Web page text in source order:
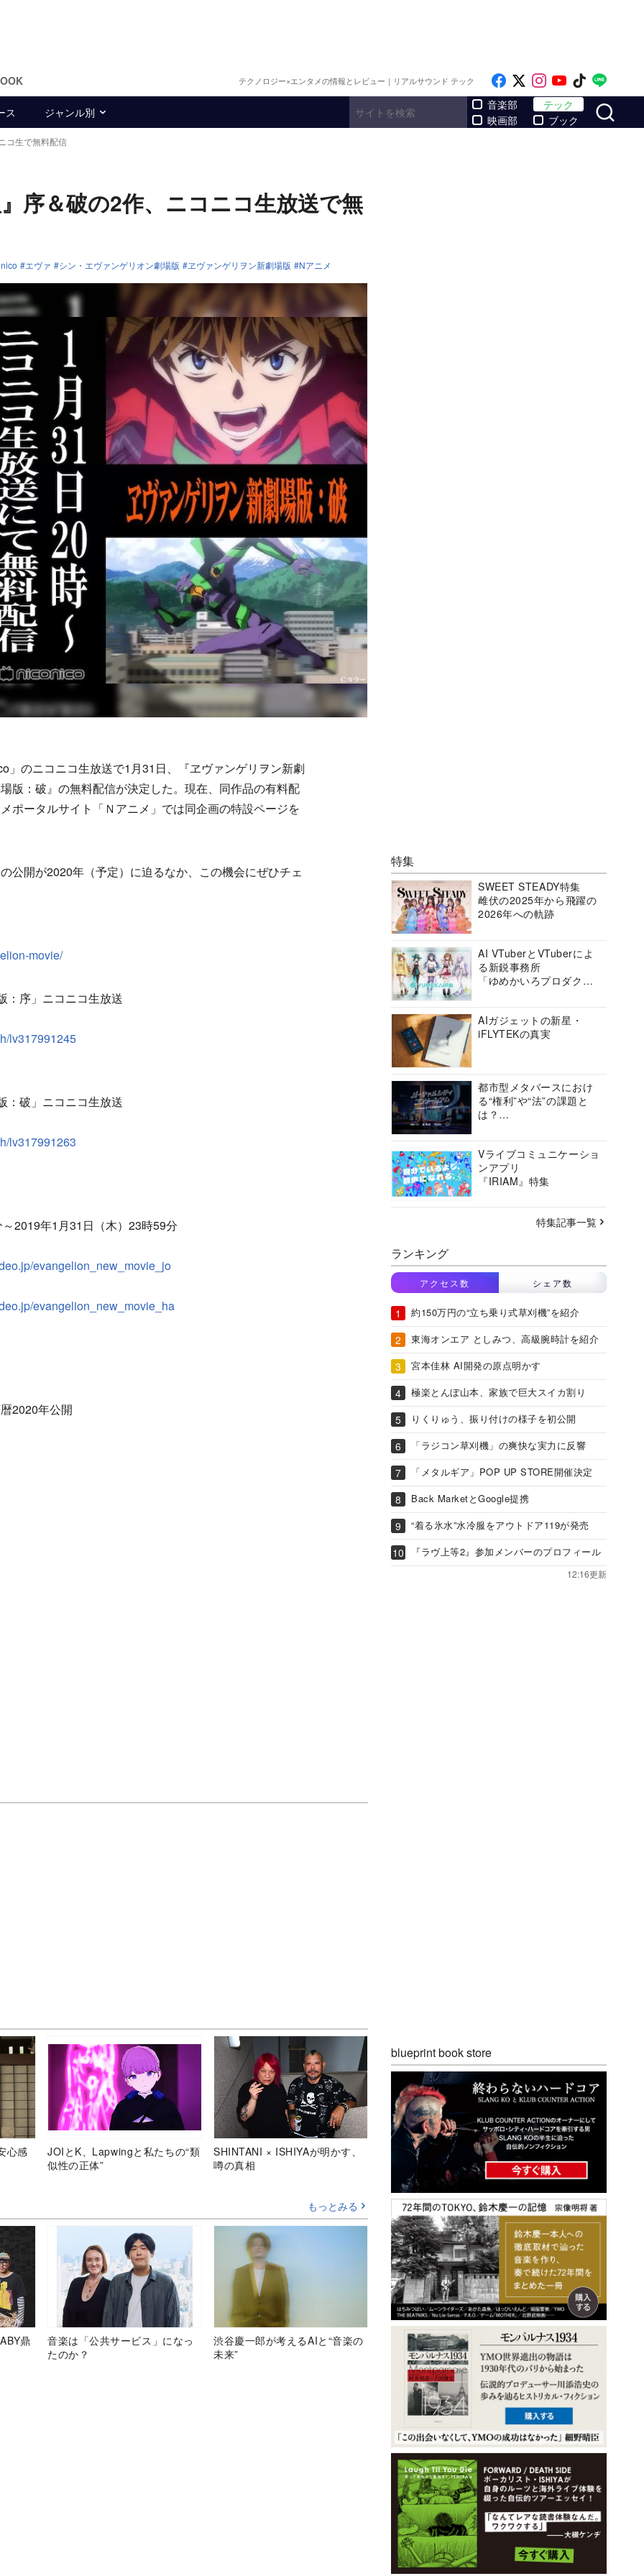
テクノロジー×エンタメの情報とレビュー｜リアルサウンド テック Like on Facebook
Follow on x
Follow on
Follow on
Follow
ス ジャンル別
音楽部
映画部
テック
ブック
コ生で無料配信
序＆破の2作、ニコニコ生放送で無
エヴァ シン・エヴァンゲリオン劇場版 ヱヴァンゲリヲン新劇場版 Nアニメ
のニコニコ生放送で1月31日、『ヱヴァンゲリヲン新劇
版：破』の無料配信が決定した。現在、同作品の有料配
ポータルサイト「Ｎアニメ」では同企画の特設ページを
開が2020年（予定）に迫るなか、この機会にぜひチェ
movie/
：序」ニコニコ生放送
lv317991245
：破」ニコニコ生放送
lv317991263
2019年1月31日（木）23時59分
evangelion_new_movie_jo
evangelion_new_movie_ha
2020年公開
心感
JOIとK、Lapwingと私たちの“類
似性の正体”
SHINTANI × ISHIYAが明かす、
噂の真相
もっとみる
鼎
音楽は「公共サービス」になっ
たのか？
渋谷慶一郎が考えるAIと“音楽の
未来”
特集
SWEET STEADY特集
雌伏の2025年から飛躍の
2026年への軌跡
AI VTuberとVTuberによ
る新鋭事務所
「ゆめかいろプロダクシ
AIガジェットの新星・
iFLYTEKの真実
都市型メタバースにおけ
る“権利”や“法”の課題と
は？
ーシアムの挑戦に迫る
Vライブコミュニケーショ
ンアプリ
『IRIAM』特集
特集記事一覧
ランキング
アクセス数 シェア数
約150万円の“立ち乗り式草刈機”を紹介
東海オンエア としみつ、高級腕時計を紹介
宮本佳林 AI開発の原点明かす
極楽とんぼ山本、家族で巨大スイカ割り
りくりゅう、振り付けの様子を初公開
「ラジコン草刈機」の爽快な実力に反響
「メタルギア」POP UP STORE開催決定
Back MarketとGoogle提携
“着る氷水”水冷服をアウトドア119が発売
『ラヴ上等2』参加メンバーのプロフィール
12:16更新
blueprint book store